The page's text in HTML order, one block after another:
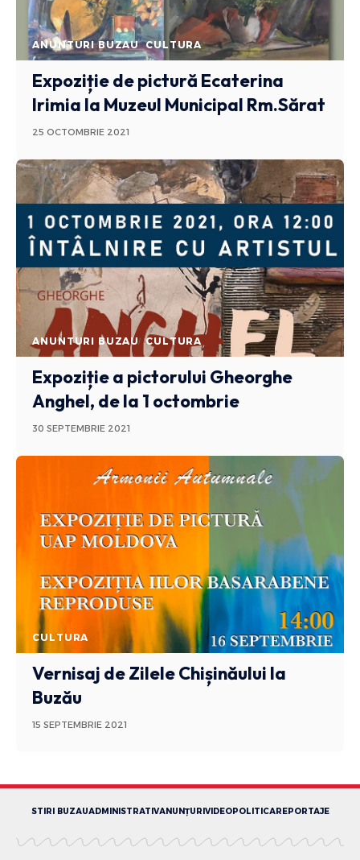
ANUNTURI BUZAU CULTURA
Expoziție de pictură Ecaterina
Irimia la Muzeul Municipal Rm.Sărat
25 OCTOMBRIE 2021
ANUNTURI BUZAU CULTURA
Expoziție a pictorului Gheorghe
Anghel, de la 1 octombrie
30 SEPTEMBRIE 2021
CULTURA
Vernisaj de Zilele Chișinăului la
Buzău
15 SEPTEMBRIE 2021
STIRI BUZAUADMINISTRATIVANUNȚURI VIDEOPOLITICAREPORTAJE